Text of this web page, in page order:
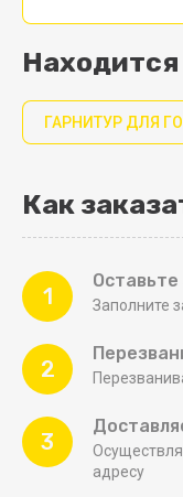
ГАРНИТУР ДЛЯ
Как
1
Оставьте
Заполните
2
3
адресу